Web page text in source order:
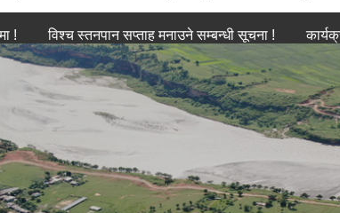
विश्च स्तनपान सप्ताह मनाउने सम्बन्धी सूचना ! कार्यक्रममा